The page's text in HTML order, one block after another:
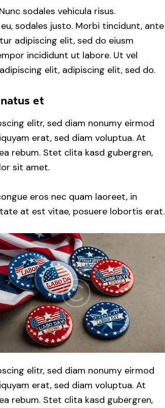
sodales vehicula risus.
sodales justo. Morbi tincidunt, ante
adipiscing elit, sed do eiusm
incididunt ut labore. Ut vel
elit, adipiscing elit, sed do.
et
elitr, sed diam nonumy eirmod
erat, sed diam voluptua. At
rebum. Stet clita kasd gubergren,
sit amet.
eros nec quam laoreet, in
at est vitae, posuere lobortis erat.
elitr, sed diam nonumy eirmod
erat, sed diam voluptua. At
rebum. Stet clita kasd gubergren,